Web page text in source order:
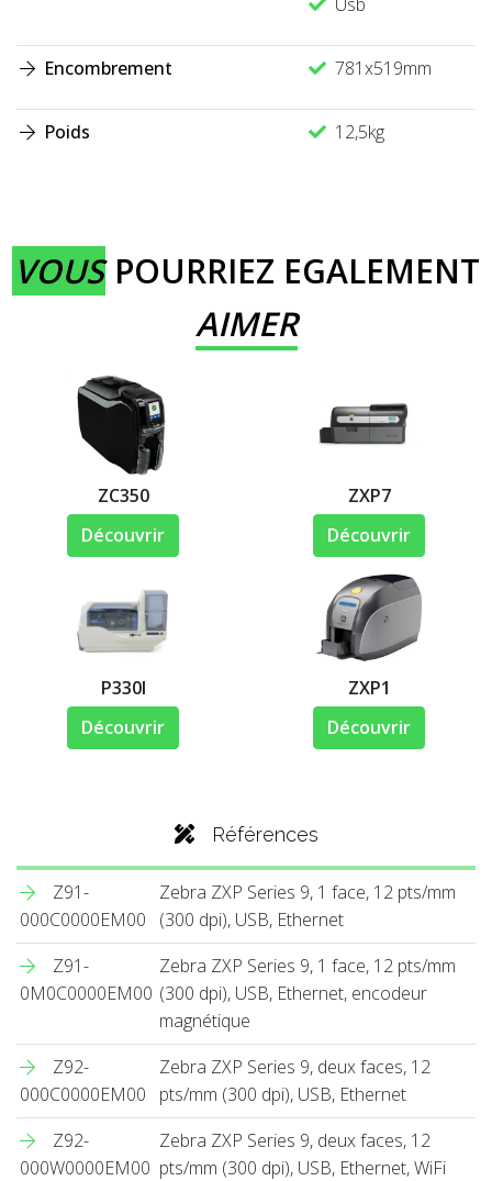
Encombrement 781x519mm
Poids 12,5kg
VOUSPOURRIEZ EGALEMENT
AIMER
ZC350
Découvrir
ZXP7
Découvrir
P330I
Découvrir
ZXP1
Découvrir
Références
Z91-
000C0000EM00
Zebra ZXP Series 9, 1 face, 12 pts/mm
(300 dpi), USB, Ethernet
Z91-
0M0C0000EM00
Zebra ZXP Series 9, 1 face, 12 pts/mm
(300 dpi), USB, Ethernet, encodeur
magnétique
Z92-
000C0000EM00
Zebra ZXP Series 9, deux faces, 12
pts/mm (300 dpi), USB, Ethernet
Z92-
000W0000EM00
Zebra ZXP Series 9, deux faces, 12
pts/mm (300 dpi), USB, Ethernet, WiFi